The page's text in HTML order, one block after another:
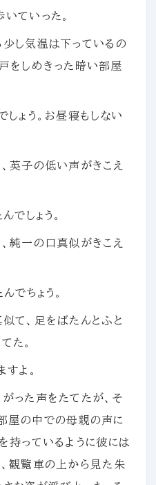
ていった。
し気温は下っているの
をしめきった暗い部屋
ょう。お昼寝もしない
英子の低い声がきこえ
でしょう。
純一の口真似がきこえ
でちょう。
て、足をばたんとふと
た。
よ。
った声をたてたが、そ
屋の中での母親の声に
持っているように彼には
観覧車の上から見た朱